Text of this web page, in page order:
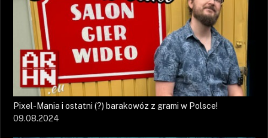
Pixel-Mania i ostatni (?) barakowóz z grami w Polsce!
09.08.2024